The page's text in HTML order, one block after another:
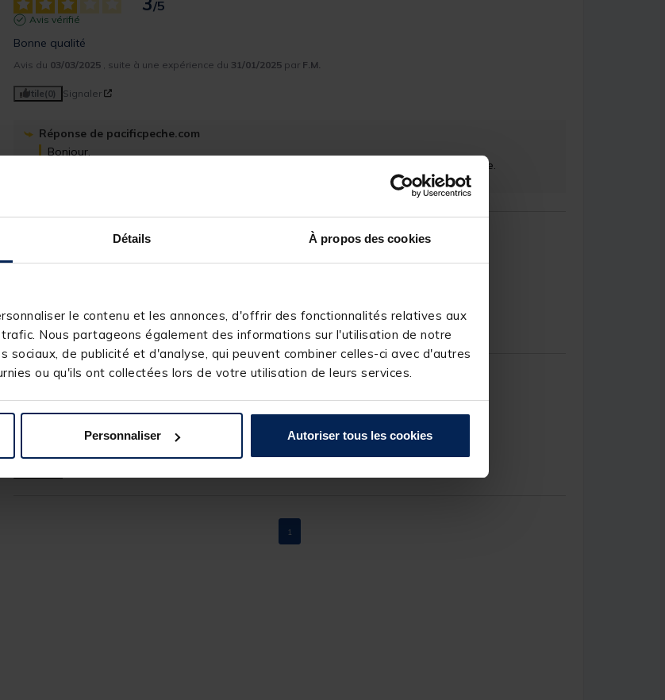
Détails À propos des cookies
le contenu et les annonces, d'offrir des fonctionnalités relatives aux
Nous partageons également des informations sur l'utilisation de notre
sociaux, de publicité et d'analyse, qui peuvent combiner celles-ci avec d'autres
ou qu'ils ont collectées lors de votre utilisation de leurs services.
Personnaliser Autoriser tous les cookies
/5
Avis vérifié
Bonne qualité
Avis du 03/03/2025 , suite à une expérience du 31/01/2025 par F.M.
Utile(0) Signaler
Réponse de pacificpeche.com
Bonjour,
Merci de votre note et votre commentaire. Nous faisons remonter votre commentaire.
4
Utile (0) Signaler
4/5
Bon produit.
24/11/2022 , suite à une expérience du parA.A.
1